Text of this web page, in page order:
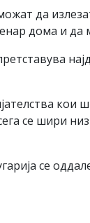
да
дома и
се шири
се